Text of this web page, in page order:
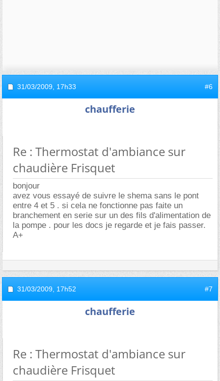
31/03/2009, 17h33 #6
chaufferie
Re : Thermostat d'ambiance sur
chaudière Frisquet
bonjour
avez vous essayé de suivre le shema sans le pont
entre 4 et 5 . si cela ne fonctionne pas faite un
branchement en serie sur un des fils d'alimentation de
la pompe . pour les docs je regarde et je fais passer.
A+
31/03/2009, 17h52 #7
chaufferie
Re : Thermostat d'ambiance sur
chaudière Frisquet